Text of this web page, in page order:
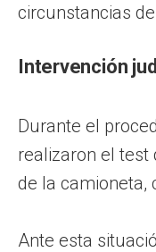
circunstancias
Intervención
Durante el
realizaron el
de la camioneta,
Ante esta